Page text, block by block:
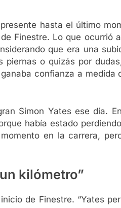
hasta el último
Finestre. Lo que ocurrió
que era una
piernas o quizás por
confianza a medida
Simon Yates ese día.
había estado
en la carrera,
kilómetro”
de Finestre. “Yates